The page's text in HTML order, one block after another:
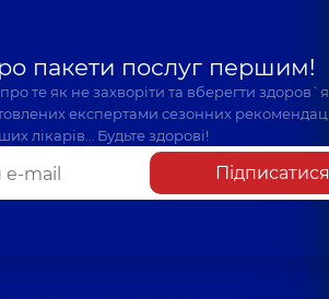
пакети послуг першим!
те як не захворіти та вберегти
експертами сезонних
лікарів… Будьте здорові!
Підписатися